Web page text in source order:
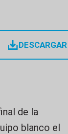
DESCARGAR
de la
blanco el